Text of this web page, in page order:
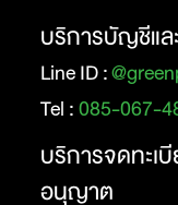
บริการบัญชีแล
Line ID :
Tel :085-067-
บริการจดทะเ
อนุญาต